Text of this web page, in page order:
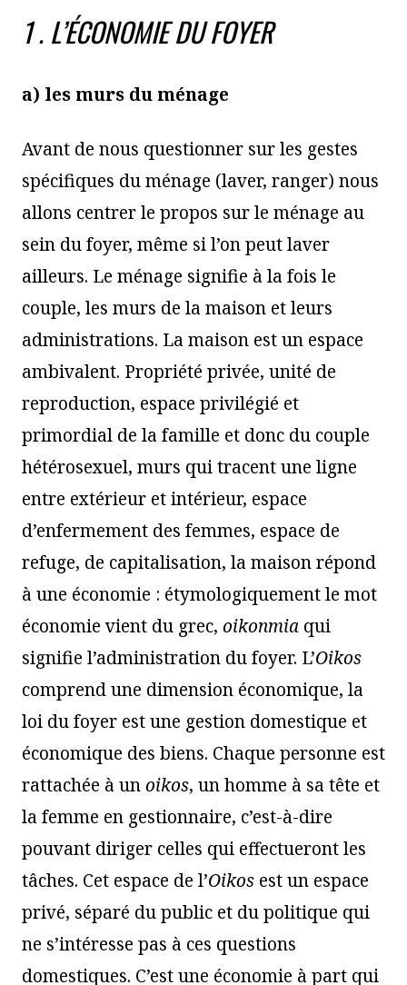
1 . L’ÉCONOMIE DU FOYER
a) les murs du ménage
Avant de nous questionner sur les gestes
spécifiques du ménage (laver, ranger) nous
allons centrer le propos sur le ménage au
sein du foyer, même si l’on peut laver
ailleurs. Le ménage signifie à la fois le
couple, les murs de la maison et leurs
administrations. La maison est un espace
ambivalent. Propriété privée, unité de
reproduction, espace privilégié et
primordial de la famille et donc du couple
hétérosexuel, murs qui tracent une ligne
entre extérieur et intérieur, espace
d’enfermement des femmes, espace de
refuge, de capitalisation, la maison répond
à une économie : étymologiquement le mot
économie vient du grec, oikonmia qui
signifie l’administration du foyer. L’Oikos
comprend une dimension économique, la
loi du foyer est une gestion domestique et
économique des biens. Chaque personne est
rattachée à unoikos, un homme à sa tête et
la femme en gestionnaire, c’est-à-dire
pouvant diriger celles qui effectueront les
tâches. Cet espace de l’Oikos est un espace
privé, séparé du public et du politique qui
ne s’intéresse pas à ces questions
domestiques. C’est une économie à part qui